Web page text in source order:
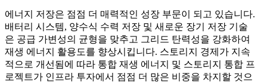
에너지 저장은 점점 더 매력적인 성장 부문이 되고 있습니다.
배터리 시스템, 양수식 수력 저장 및 새로운 장기 저장 기술
은 공급 가변성의 균형을 맞추고 그리드 탄력성을 강화하여
재생 에너지 활용도를 향상시킵니다. 스토리지 경제가 지속
적으로 개선됨에 따라 통합 재생 에너지 및 스토리지 통합 프
로젝트가 인프라 투자에서 점점 더 많은 비중을 차지할 것으